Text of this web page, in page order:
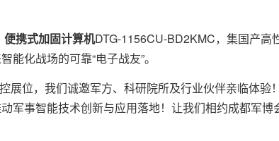
便携式加固计算机DTG-1156CU-BD2KMC，集国产高
化战场的可靠“电子战友”。
展位，我们诚邀军方、科研院所及行业伙伴亲临体验
军事智能技术创新与应用落地！让我们相约成都军博